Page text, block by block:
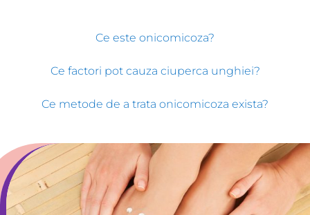
Ce este onicomicoza?
Ce factori pot cauza ciuperca unghiei?
Ce metode de a trata onicomicoza exista?